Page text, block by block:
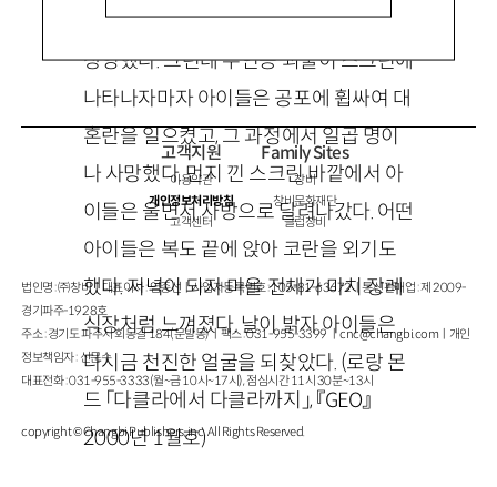
장에서 「머리 둘 달린 사나이」라는 영화를
상영했다. 그런데 주인공 괴물이 스크린에
나타나자마자 아이들은 공포에 휩싸여 대
혼란을 일으켰고, 그 과정에서 일곱 명이
나 사망했다. 먼지 낀 스크린 바깥에서 아
이들은 울면서 사방으로 달려나갔다. 어떤
아이들은 복도 끝에 앉아 코란을 외기도
했다. 저녁이 되자 마을 전체가 마치 장례
식장처럼 느껴졌다. 날이 밝자 아이들은
다시금 천진한 얼굴을 되찾았다. (로랑 몬
드 「다클라에서 다클라까지」, 『GEO』
2000년 1월호)
고객지원
이용약관
개인정보처리방침
고객센터
Family Sites
창비
창비문화재단
클럽창비
법인명 : ㈜창비ㅣ대표이사 : 염종선ㅣ사업자등록번호 : 105-81-63672ㅣ통신판매업 : 제 2009-
경기파주-1928호
주소 : 경기도 파주시 회동길 184(문발동)ㅣ팩스 : 031-955-3399 ㅣcnc@changbi.com ㅣ개인
정보책임자 : 신문수
대표전화 : 031-955-3333(월~금 10시~17시), 점심시간 11시 30분~13시
copyright © Changbi Publishers, inc. All Rights Reserved.